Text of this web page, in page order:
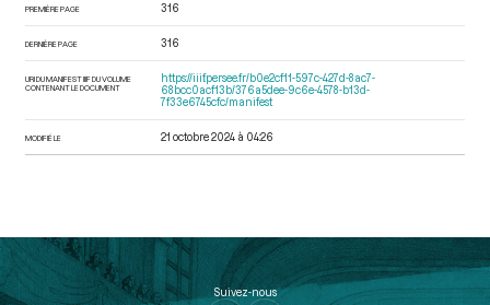
PREMIÈRE PAGE 316
DERNIÈRE PAGE 316
URI DU MANIFEST IIIF DU VOLUME
CONTENANT LE DOCUMENT
https://iiif.persee.fr/b0e2cf11-597c-427d-8ac7-
68bcc0acf13b/376a5dee-9c6e-4578-b13d-
7f33e6745cfc/manifest
MODIFIÉ LE 21 octobre 2024 à 04:26
Suivez-nous